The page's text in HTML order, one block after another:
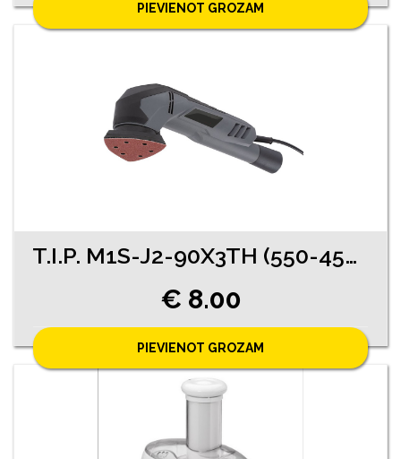
PIEVIENOT GROZAM
T.I.P. M1S-J2-90X3TH (550-4553)
€ 8.00
PIEVIENOT GROZAM